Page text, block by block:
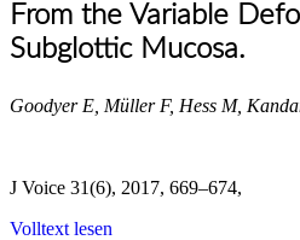
From the Variable
Subglottic Mucosa.
Goodyer E, Müller F, Hess M,
J Voice 31(6), 2017, 669–674,
Volltext lesen